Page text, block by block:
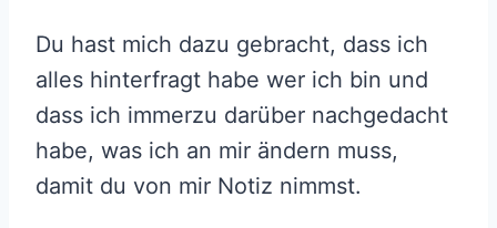
Du hast mich dazu gebracht, dass ich
alles hinterfragt habe wer ich bin und
dass ich immerzu darüber nachgedacht
habe, was ich an mir ändern muss,
damit du von mir Notiz nimmst.